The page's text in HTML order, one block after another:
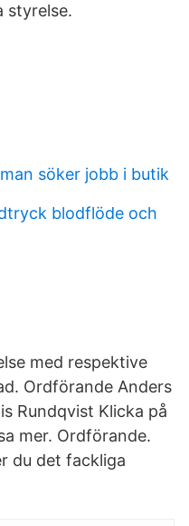
styrelse.
söker jobb i butik
blodflöde och
med respektive
Ordförande Anders
Rundqvist Klicka på
mer. Ordförande.
du det fackliga